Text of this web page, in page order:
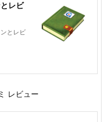
レビ
とレビ
レビュー